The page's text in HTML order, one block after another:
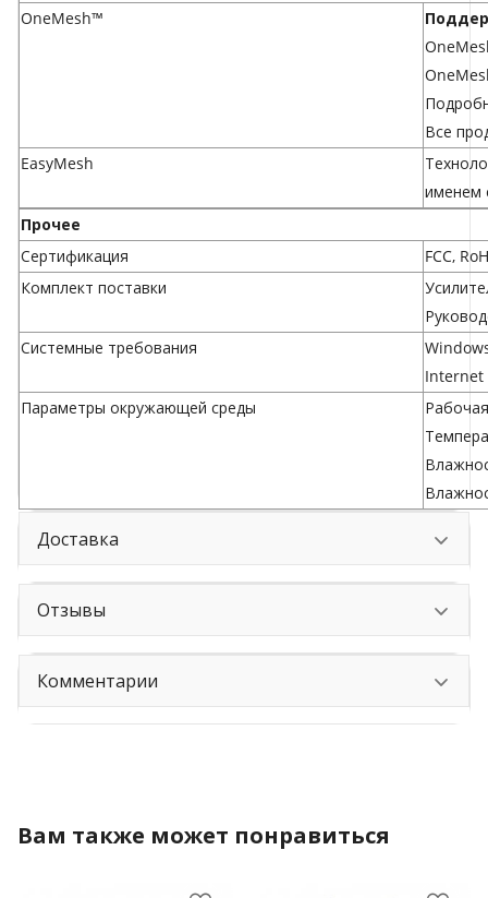
OneMesh™
Все
EasyMesh
именем
Прочее
Сертификация
FCC,
Комплект поставки
Системные требования
Internet
Параметры окружающей среды
Доставка
Отзывы
Комментарии
Вам также может понравиться